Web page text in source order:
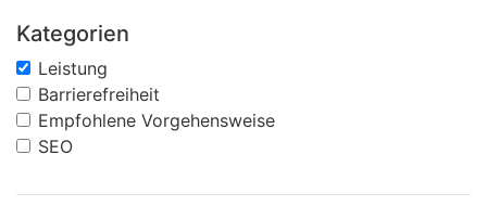
Kategorien
Leistung
Barrierefreiheit
Empfohlene Vorgehensweise
SEO